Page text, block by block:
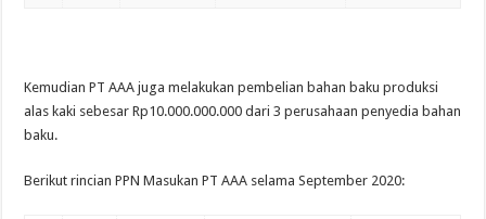
Kemudian PT AAA juga melakukan pembelian bahan baku produksi
alas kaki sebesar Rp10.000.000.000 dari 3 perusahaan penyedia bahan
baku.
Berikut rincian PPN Masukan PT AAA selama September 2020: